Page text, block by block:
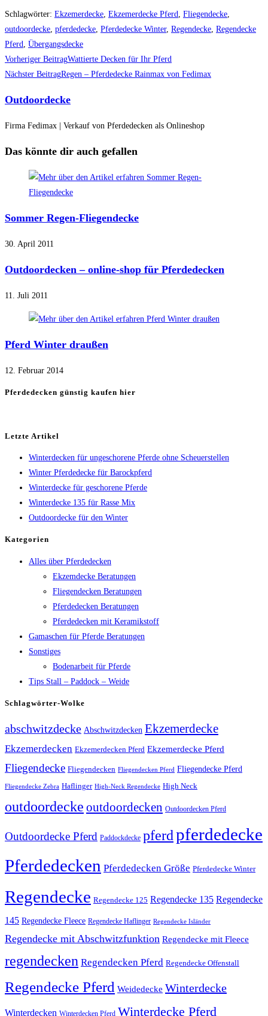
Schlagwörter: Ekzemerdecke, Ekzemerdecke Pferd, Fliegendecke,
outdoordecke, pferdedecke, Pferdedecke Winter, Regendecke, Regendecke
Pferd, Übergangsdecke
Weitere
Artikel
ansehen
Vorheriger BeitragWattierte Decken für Ihr Pferd
Nächster BeitragRegen – Pferdedecke Rainmax von Fedimax
Outdoordecke
Firma Fedimax | Verkauf von Pferdedecken als Onlineshop
Das könnte dir auch gefallen
Sommer Regen-Fliegendecke
30. April 2011
Outdoordecken – online-shop für Pferdedecken
11. Juli 2011
Pferd Winter draußen
12. Februar 2014
Pferdedecken günstig kaufen hier
Letzte Artikel
Winterdecken für ungeschorene Pferde ohne Scheuerstellen
Winter Pferdedecke für Barockpferd
Winterdecke für geschorene Pferde
Winterdecke 135 für Rasse Mix
Outdoordecke für den Winter
Kategorien
Alles über Pferdedecken
Ekzemdecke Beratungen
Fliegendecken Beratungen
Pferdedecken Beratungen
Pferdedecken mit Keramikstoff
Gamaschen für Pferde Beratungen
Sonstiges
Bodenarbeit für Pferde
Tips Stall – Paddock – Weide
Schlagwörter-Wolke
abschwitzdecke Abschwitzdecken Ekzemerdecke
Ekzemerdecken Ekzemerdecken Pferd Ekzemerdecke Pferd
Fliegendecke Fliegendecken Fliegendecken Pferd Fliegendecke Pferd
Fliegendecke Zebra Haflinger High-Neck Regendecke High Neck
outdoordecke outdoordecken Outdoordecken Pferd
Outdoordecke Pferd Paddockdecke pferdpferdedecke
Pferdedecken Pferdedecken Größe Pferdedecke Winter
Regendecke Regendecke 125 Regendecke 135 Regendecke
145 Regendecke Fleece Regendecke Haflinger Regendecke Isländer
Regendecke mit Abschwitzfunktion Regendecke mit Fleece
regendecken Regendecken Pferd Regendecke Offenstall
Regendecke Pferd Weidedecke Winterdecke
Winterdecken Winterdecken Pferd Winterdecke Pferd